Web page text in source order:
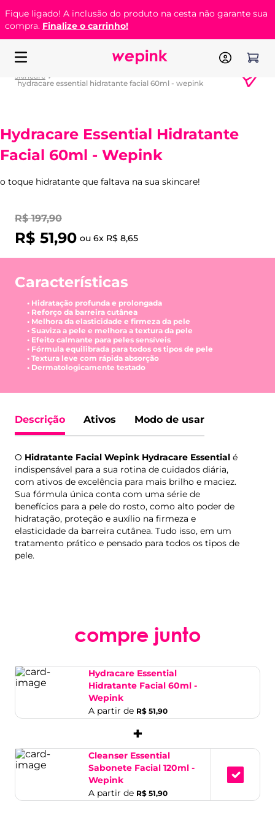
Fique ligado! A inclusão do produto na cesta não garante sua
compra. Finalize o carrinho!
skincare
hydracare essential hidratante facial 60ml - wepink
Hydracare Essential Hidratante
Facial 60ml - Wepink
o toque hidratante que faltava na sua skincare!
R$ 197,90
R$ 51,90 ou 6x R$ 8,65
Características
• Hidratação profunda e prolongada
• Reforço da barreira cutânea
• Melhora da elasticidade e firmeza da pele
• Suaviza a pele e melhora a textura da pele
• Efeito calmante para peles sensíveis
• Fórmula equilibrada para todos os tipos de pele
• Textura leve com rápida absorção
• Dermatologicamente testado
Descrição Ativos Modo de usar
O Hidratante Facial Wepink Hydracare Essential é
indispensável para a sua rotina de cuidados diária,
com ativos de excelência para mais brilho e maciez.
Sua fórmula única conta com uma série de
benefícios para a pele do rosto, como alto poder de
hidratação, proteção e auxílio na firmeza e
elasticidade da barreira cutânea. Tudo isso, em um
tratamento prático e pensado para todos os tipos de
pele.
compre junto
Hydracare Essential
Hidratante Facial 60ml -
Wepink
A partir de R$ 51,90
+
Cleanser Essential
Sabonete Facial 120ml -
Wepink
A partir de R$ 51,90